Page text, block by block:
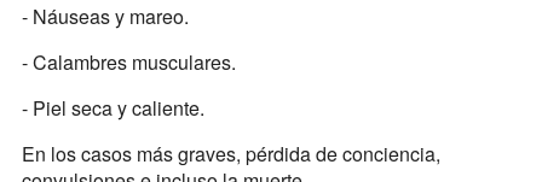
- Náuseas y mareo.
- Calambres musculares.
- Piel seca y caliente.
En los casos más graves, pérdida de conciencia,